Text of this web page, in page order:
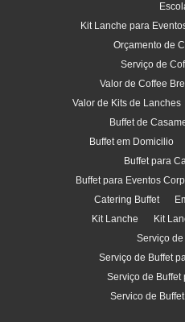
Kit Lanche para
Orçamento de
Serviço de
Valor de Coffee
Valor de Kits de Lanches
Buffet de
Buffet em Domicilio
Buffet para
Buffet para Eventos
Catering Buffet
Kit Lanche
Kit
Serviço
Serviço de Buffet
Serviço de Buffet
Servico de